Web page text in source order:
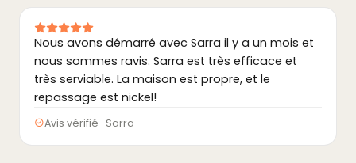
Nous avons démarré avec Sarra il y a un mois et
nous sommes ravis. Sarra est très efficace et
très serviable. La maison est propre, et le
repassage est nickel!
Avis vérifié · Sarra